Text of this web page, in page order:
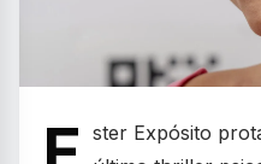
ster Expósito